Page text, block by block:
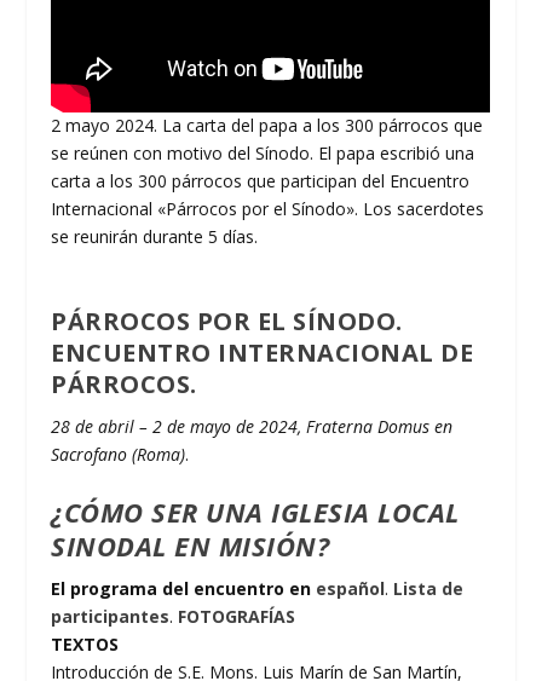
2 mayo 2024. La carta del papa a los 300 párrocos que
se reúnen con motivo del Sínodo. El papa escribió una
carta a los 300 párrocos que participan del Encuentro
Internacional «Párrocos por el Sínodo». Los sacerdotes
se reunirán durante 5 días.
PÁRROCOS POR EL SÍNODO.
ENCUENTRO INTERNACIONAL DE
PÁRROCOS.
28 de abril – 2 de mayo de 2024, Fraterna Domus en
Sacrofano (Roma).
¿CÓMO SER UNA IGLESIA LOCAL
SINODAL EN MISIÓN?
El programa del encuentro en español. Lista de
participantes. FOTOGRAFÍAS
TEXTOS
Introducción de S.E. Mons. Luis Marín de San Martín,